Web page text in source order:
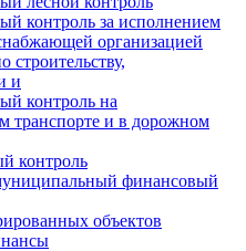
контроль за исполнением
организацией
строительству,
и
контроль на
транспорте и в дорожном
контроль
финансовый
объектов